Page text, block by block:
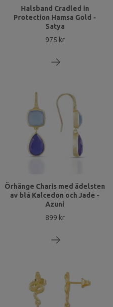
Halsband Cradled in
Protection Hamsa Gold -
Satya
975 kr
Örhänge Charis med ädelsten
av blå Kalcedon och Jade -
Azuni
899 kr